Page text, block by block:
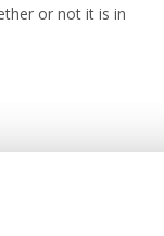
or not it is in